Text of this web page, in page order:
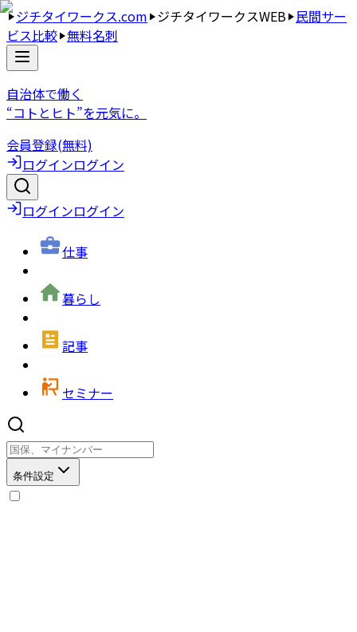
ジチタイワークス.com ジチタイワークスWEB 民間サー
ビス比較 無料名刺
自治体で働く
“コトとヒト”を元気に。
会員登録(無料)
ログインログイン
ログインログイン
仕事
暮らし
記事
セミナー
条件設定